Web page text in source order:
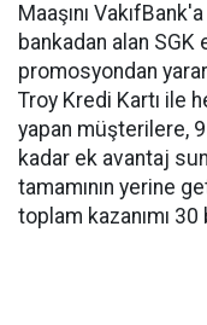
Maaşını
bankadan alan
promosyondan
Troy Kredi Kartı ile
yapan müşterilere,
kadar ek avantaj
tamamının yerine
toplam kazanımı